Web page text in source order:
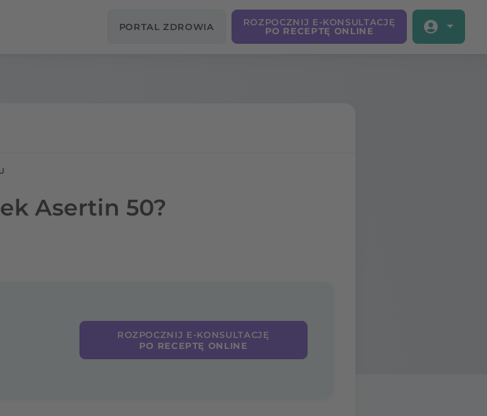
PORTAL ZDROWIA
ROZPOCZNIJ E-KONSULTACJĘ
PO RECEPTĘ ONLINE
Asertin 50?
ROZPOCZNIJ E-KONSULTACJĘ
PO RECEPTĘ ONLINE